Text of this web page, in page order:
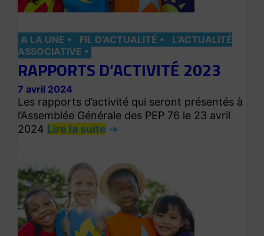
A LA UNE FIL D’ACTUALITÉ
L’ACTUALITÉ
ASSOCIATIVE
RAPPORTS D’ACTIVITÉ 2023
7 avril 2024
Les rapports d’activité qui seront présentés à
l’Assemblée Générale des PEP 76 le 23 avril
2024 Lire la suite